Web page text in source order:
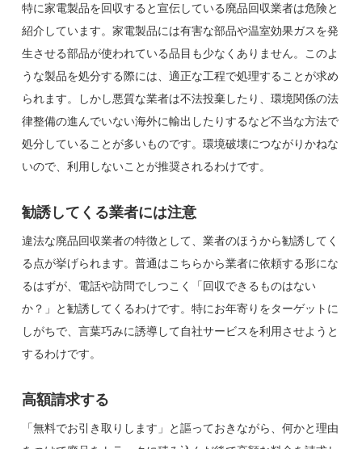
特に家電製品を回収すると宣伝している廃品回収業者は危険と
紹介しています。家電製品には有害な部品や温室効果ガスを発
生させる部品が使われている品目も少なくありません。このよ
うな製品を処分する際には、適正な工程で処理することが求め
られます。しかし悪質な業者は不法投棄したり、環境関係の法
律整備の進んでいない海外に輸出したりするなど不当な方法で
処分していることが多いものです。環境破壊につながりかねな
いので、利用しないことが推奨されるわけです。
勧誘してくる業者には注意
違法な廃品回収業者の特徴として、業者のほうから勧誘してく
る点が挙げられます。普通はこちらから業者に依頼する形にな
るはずが、電話や訪問でしつこく「回収できるものはない
か？」と勧誘してくるわけです。特にお年寄りをターゲットに
しがちで、言葉巧みに誘導して自社サービスを利用させようと
するわけです。
高額請求する
「無料でお引き取りします」と謳っておきながら、何かと理由